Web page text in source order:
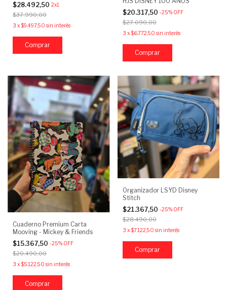
$28.492,50 2x1
$37.990,00
3 x$9.497,50 sin interés
$20.317,50 -25% OFF
$27.090,00
3 x$6.772,50 sin interés
Cuaderno Premium Carta
Mooving - Mickey & Friends
$15.367,50 -25% OFF
$20.490,00
3 x$5.122,50 sin interés
Organizador LSYD Disney
Stitch
$21.367,50 -25% OFF
$28.490,00
3 x$7.122,50 sin interés
Comprar